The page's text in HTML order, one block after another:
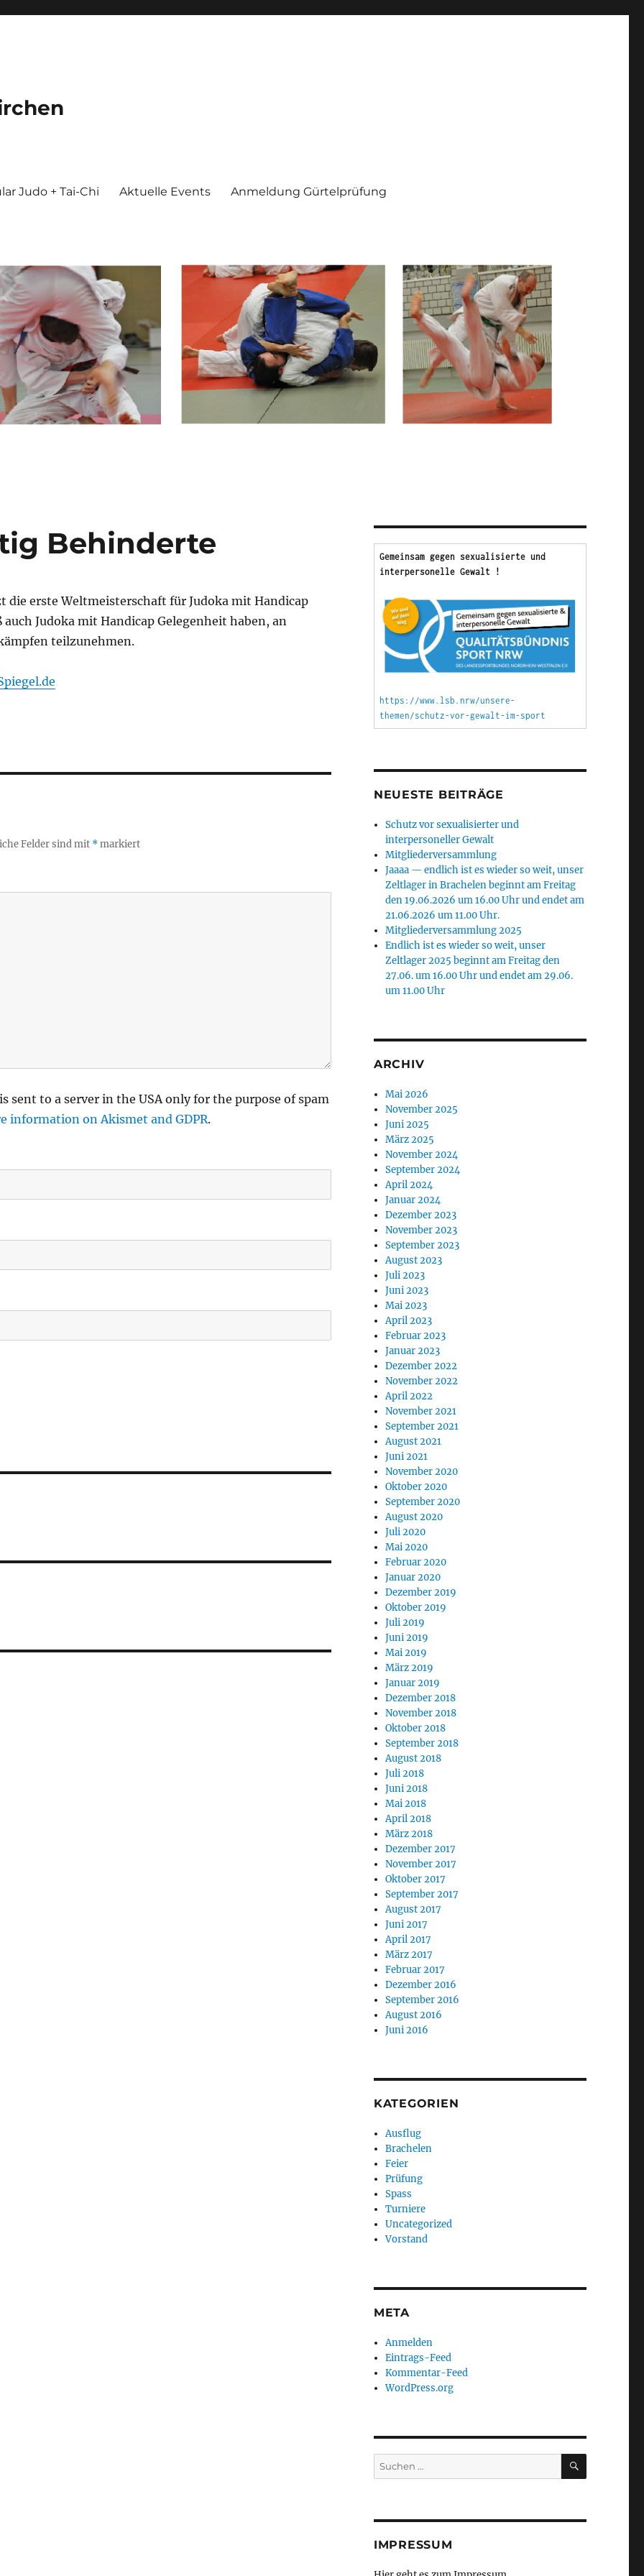
Judo + Tai-Chi Aktuelle Events Anmeldung Gürtelprüfung
Behinderte
die erste Weltmeisterschaft für Judoka mit Handicap
auch Judoka mit Handicap Gelegenheit haben, an
teilzunehmen.
Felder sind mit *markiert
sent to a server in the USA only for the purpose of spam
information on Akismet and GDPR.
Gemeinsam gegen sexualisierte und
interpersonelle Gewalt !
https://www.lsb.nrw/unsere-
themen/schutz-vor-gewalt-im-sport
NEUESTE BEITRÄGE
Schutz vor sexualisierter und
interpersoneller Gewalt
Mitgliederversammlung
Jaaaa — endlich ist es wieder so weit, unser
Zeltlager in Brachelen beginnt am Freitag
den 19.06.2026 um 16.00 Uhr und endet am
21.06.2026 um 11.00 Uhr.
Mitgliederversammlung 2025
Endlich ist es wieder so weit, unser
Zeltlager 2025 beginnt am Freitag den
27.06. um 16.00 Uhr und endet am 29.06.
um 11.00 Uhr
ARCHIV
Mai 2026
November 2025
Juni 2025
März 2025
November 2024
September 2024
April 2024
Januar 2024
Dezember 2023
November 2023
September 2023
August 2023
Juli 2023
Juni 2023
Mai 2023
April 2023
Februar 2023
Januar 2023
Dezember 2022
November 2022
April 2022
November 2021
September 2021
August 2021
Juni 2021
November 2020
Oktober 2020
September 2020
August 2020
Juli 2020
Mai 2020
Februar 2020
Januar 2020
Dezember 2019
Oktober 2019
Juli 2019
Juni 2019
Mai 2019
März 2019
Januar 2019
Dezember 2018
November 2018
Oktober 2018
September 2018
August 2018
Juli 2018
Juni 2018
Mai 2018
April 2018
März 2018
Dezember 2017
November 2017
Oktober 2017
September 2017
August 2017
Juni 2017
April 2017
März 2017
Februar 2017
Dezember 2016
September 2016
August 2016
Juni 2016
KATEGORIEN
Ausflug
Brachelen
Feier
Prüfung
Spass
Turniere
Uncategorized
Vorstand
META
Anmelden
Eintrags-Feed
Kommentar-Feed
WordPress.org
Suchen
nach:
SUCHEN
IMPRESSUM